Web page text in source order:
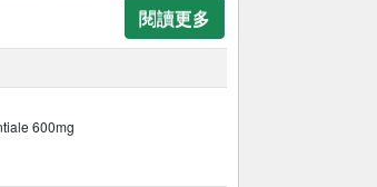
閱讀更多
600mg